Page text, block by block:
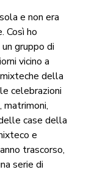
e non era
Così ho
gruppo di
vicino a
della
celebrazioni
case della
e
trascorso,
serie di